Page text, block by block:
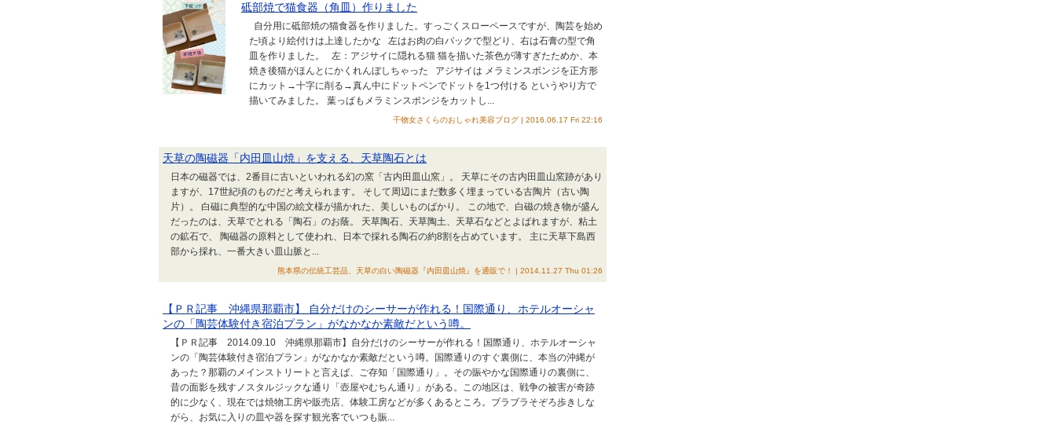
砥部焼で猫食器（角皿）作りました
自分用に砥部焼の猫食器を作りました。すっごくスローペースですが、陶芸を始め
た頃より絵付けは上達したかな 左はお肉の白パックで型どり、右は石膏の型で角
皿を作りました。 左：アジサイに隠れる猫 猫を描いた茶色が薄すぎたためか、本
焼き後猫がほんとにかくれんぼしちゃった アジサイは メラミンスポンジを正方形
にカット→十字に削る→真ん中にドットペンでドットを1つ付ける というやり方で
描いてみました。 葉っぱもメラミンスポンジをカットし...
干物女さくらのおしゃれ美容ブログ | 2016.06.17 Fri 22:16
天草の陶磁器「内田皿山焼」を支える、天草陶石とは
日本の磁器では、2番目に古いといわれる幻の窯「古内田皿山窯」。 天草にその古内田皿山窯跡があり
ますが、17世紀頃のものだと考えられます。 そして周辺にまだ数多く埋まっている古陶片（古い陶
片）。 白磁に典型的な中国の絵文様が描かれた、美しいものばかり。 この地で、白磁の焼き物が盛ん
だったのは、天草でとれる「陶石」のお蔭。 天草陶石、天草陶土、天草石などとよばれますが、粘土
の鉱石で、 陶磁器の原料として使われ、日本で採れる陶石の約8割を占めています。 主に天草下島西
部から採れ、一番大きい皿山脈と...
熊本県の伝統工芸品、天草の白い陶磁器『内田皿山焼』を通販で！ | 2014.11.27 Thu 01:26
【ＰＲ記事 沖縄県那覇市】 自分だけのシーサーが作れる！国際通り、ホテルオーシャ
ンの「陶芸体験付き宿泊プラン」がなかなか素敵だという噂。
【ＰＲ記事 2014.09.10 沖縄県那覇市】自分だけのシーサーが作れる！国際通り、ホテルオーシャ
ンの「陶芸体験付き宿泊プラン」がなかなか素敵だという噂。国際通りのすぐ裏側に、本当の沖縄が
あった？那覇のメインストリートと言えば、ご存知「国際通り」。その賑やかな国際通りの裏側に、
昔の面影を残すノスタルジックな通り「壺屋やむちん通り」がある。この地区は、戦争の被害が奇跡
的に少なく、現在では焼物工房や販売店、体験工房などが多くあるところ。ブラブラそぞろ歩きしな
がら、お気に入りの皿や器を探す観光客でいつも賑...